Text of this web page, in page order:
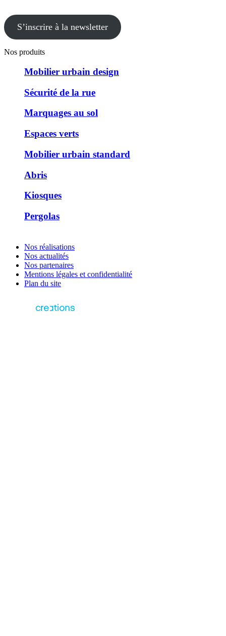
S’inscrire à la newsletter
Nos produits
Mobilier urbain design
Sécurité de la rue
Marquages au sol
Espaces verts
Mobilier urbain standard
Abris
Kiosques
Pergolas
Nos réalisations
Nos actualités
Nos partenaires
Mentions légales et confidentialité
Plan du site